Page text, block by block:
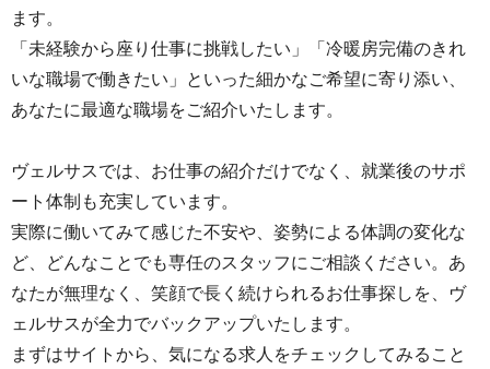
ます。
「未経験から座り仕事に挑戦したい」「冷暖房完備のきれ
いな職場で働きたい」といった細かなご希望に寄り添い、
あなたに最適な職場をご紹介いたします。
ヴェルサスでは、お仕事の紹介だけでなく、就業後のサポ
ート体制も充実しています。
実際に働いてみて感じた不安や、姿勢による体調の変化な
ど、どんなことでも専任のスタッフにご相談ください。あ
なたが無理なく、笑顔で長く続けられるお仕事探しを、ヴ
ェルサスが全力でバックアップいたします。
まずはサイトから、気になる求人をチェックしてみること